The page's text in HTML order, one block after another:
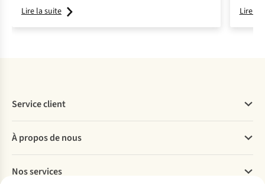
Lire la suite
Lire la
Service client
Commander
Payer
Livraison
À propos de nous
Explore More
Nos services